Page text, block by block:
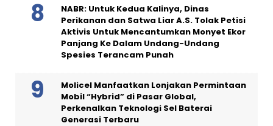
NABR: Untuk Kedua Kalinya, Dinas
Perikanan dan Satwa Liar A.S. Tolak Petisi
Aktivis Untuk Mencantumkan Monyet Ekor
Panjang Ke Dalam Undang-Undang
Spesies Terancam Punah
Molicel Manfaatkan Lonjakan Permintaan
Mobil “Hybrid” di Pasar Global,
Perkenalkan Teknologi Sel Baterai
Generasi Terbaru